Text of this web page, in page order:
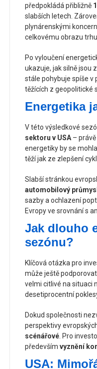
předpokládá přibližně
slabších letech.
plynárenskými
celkovému obrazu
Po vyloučení
ukazuje, jak silně jsou
stále pohybuje spíše v
těžících z geopolitické
Energetika
V této výsledkové
sektoru v USA– právě
energetiky by se
těží jak ze zlepšení
Slabší stránkou
automobilový
sazby a ochlazení
Evropy ve srovnání s
Jak dlouho
sezónu?
Klíčová otázka pro
může ještě
velmi citlivé na situaci
desetiprocentní
Dokud společnosti
perspektivy
scénářové. Pro
především vyznění
USA: